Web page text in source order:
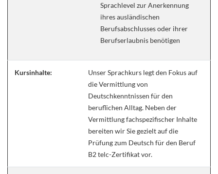
Sprachlevel zur Anerkennung
ihres ausländischen
Berufsabschlusses oder ihrer
Berufserlaubnis benötigen
Kursinhalte:
Unser Sprachkurs legt den Fokus auf
die Vermittlung von
Deutschkenntnissen für den
beruflichen Alltag. Neben der
Vermittlung fachspezifischer Inhalte
bereiten wir Sie gezielt auf die
Prüfung zum Deutsch für den Beruf
B2 telc-Zertifikat vor.